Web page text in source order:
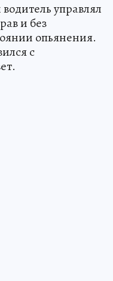
управлял
и без
опьянения.
с